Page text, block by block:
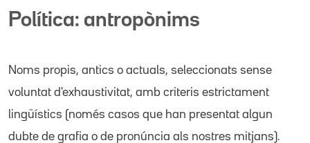
Política: antropònims
Noms propis, antics o actuals, seleccionats sense
voluntat d'exhaustivitat, amb criteris estrictament
lingüístics (només casos que han presentat algun
dubte de grafia o de pronúncia als nostres mitjans).